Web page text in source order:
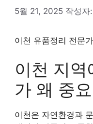
5월 21, 2025 작성자:
이천 유품정리 전문
이천 지역
가 왜 중
이천은 자연환경과